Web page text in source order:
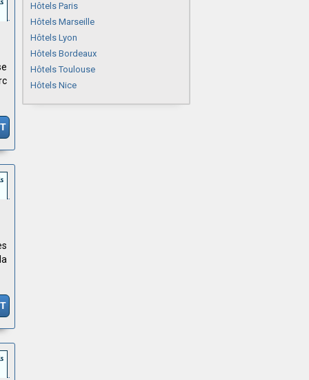
Hôtels Paris
Hôtels Marseille
Hôtels Lyon
Hôtels Bordeaux
Hôtels Toulouse
Hôtels Nice